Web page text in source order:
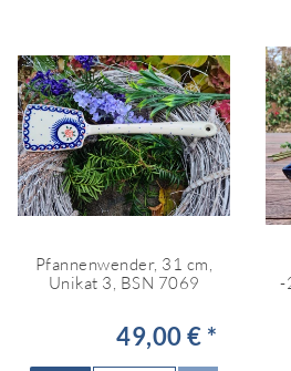
Pfannenwender, 31 cm,
Unikat 3, BSN 7069
49,00 € *
-